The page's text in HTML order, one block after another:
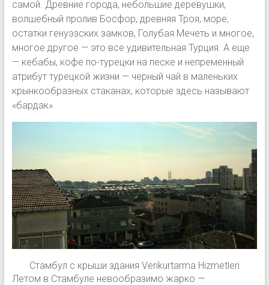
самой. Древние города, небольшие деревушки,
волшебный пролив Босфор, древняя Троя, море,
остатки генуэзских замков, Голубая Мечеть и многое,
многое другое — это все удивительная Турция. А еще
— кебабы, кофе по-турецки на песке и непременный
атрибут турецкой жизни — черный чай в маленьких
крынкообразных стаканах, которые здесь называют
«бардак».
Стамбул с крыши здания Verikurtarma Hizmetleri
Летом в Стамбуле невообразимо жарко —